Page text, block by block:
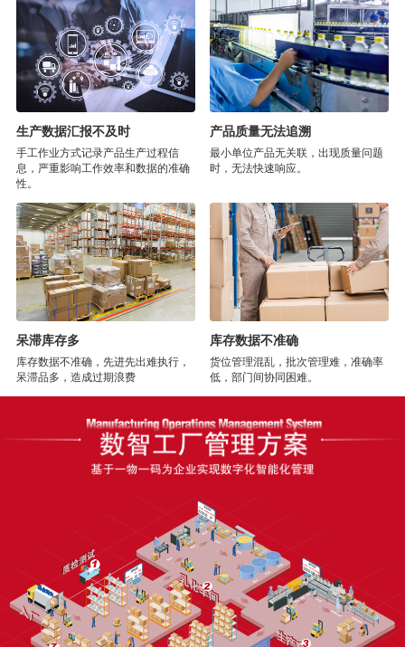
生产数据汇报不及时
手工作业方式记录产品生产过程信
息，严重影响工作效率和数据的准确
性。
产品质量无法追溯
最小单位产品无关联，出现质量问题
时，无法快速响应。
呆滞库存多
库存数据不准确，先进先出难执行，
呆滞品多，造成过期浪费
库存数据不准确
货位管理混乱，批次管理难，准确率
低，部门间协同困难。